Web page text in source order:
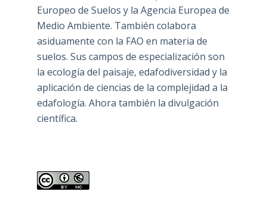
Europeo de Suelos y la Agencia Europea de
Medio Ambiente. También colabora
asiduamente con la FAO en materia de
suelos. Sus campos de especialización son
la ecología del paisaje, edafodiversidad y la
aplicación de ciencias de la complejidad a la
edafología. Ahora también la divulgación
científica.